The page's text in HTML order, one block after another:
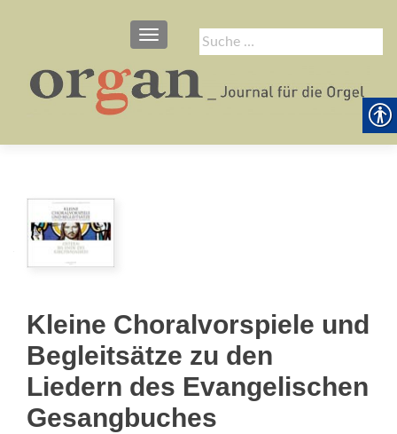
Suche
nach:
SCHALTE NAVIGATION
Kleine Choralvorspiele und
Begleitsätze zu den
Liedern des Evangelischen
Gesangbuches